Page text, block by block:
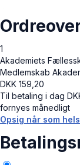
1
Akademiets
Medlemskab
DKK 159,20
Til betaling i dag
fornyes månedligt
Opsig når som